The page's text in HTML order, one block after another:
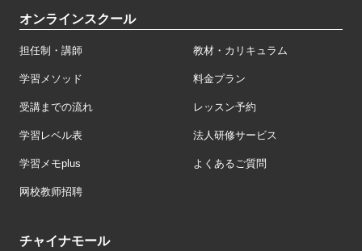
オンラインスクール
担任制・講師 教材・カリキュラム
学習メソッド 料金プラン
受講までの流れ レッスン予約
学習レベル表 法人研修サービス
学習メモplus よくあるご質問
网校教师招聘
チャイナモール